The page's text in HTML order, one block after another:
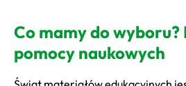
Co mamy do wyboru?
pomocy naukowych